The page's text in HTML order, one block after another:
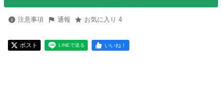
注意事項 通報 お気に入り 4
ポスト LINEで送る いいね！